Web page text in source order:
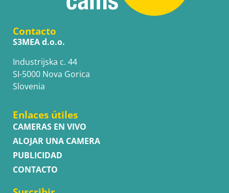
Contacto
S3MEA d.o.o.
Industrijska c. 44
SI-5000 Nova Gorica
Slovenia
Enlaces útiles
CAMERAS EN VIVO
ALOJAR UNA CAMERA
PUBLICIDAD
CONTACTO